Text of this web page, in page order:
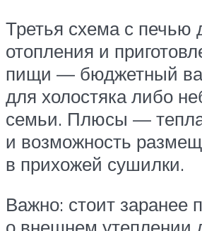
Третья схема с печью
отопления и
пищи — бюджетный
для холостяка либо
семьи. Плюсы —
и возможность
в прихожей сушилки.
Важно: стоит заранее